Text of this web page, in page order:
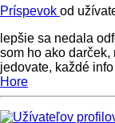
Príspevok od
lepšie sa nedala
som ho ako
jedovate, každé
Hore